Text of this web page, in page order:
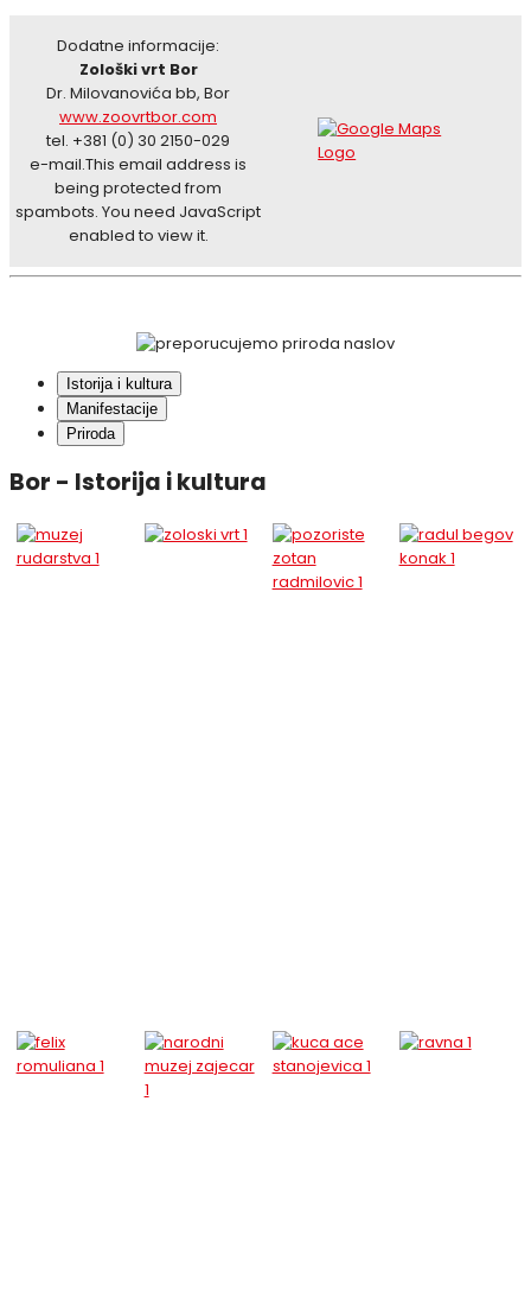
Dodatne informacije:
Zološki vrt Bor
Dr. Milovanovića bb, Bor
www.zoovrtbor.com
tel. +381 (0) 30 2150-029
e-mail.This email address is
being protected from
spambots. You need JavaScript
enabled to view it.
Istorija i kultura
Manifestacije
Priroda
Bor - Istorija i kultura